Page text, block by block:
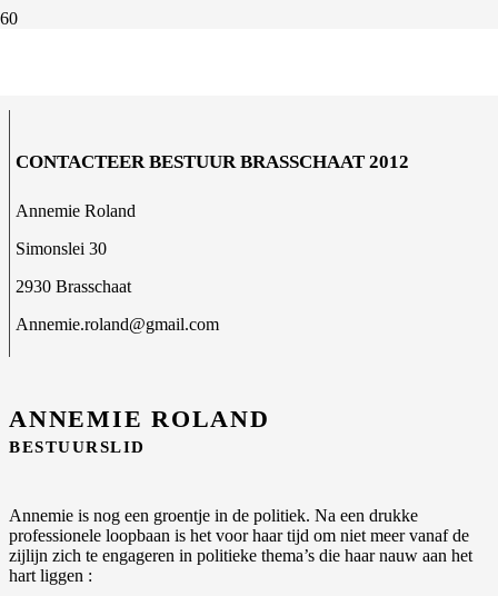
CONTACTEERBESTUUR BRASSCHAAT 2012
Annemie Roland
Simonslei 30
2930 Brasschaat
Annemie.roland@gmail.com
ANNEMIE ROLAND
BESTUURSLID
Annemie is nog een groentje in de politiek. Na een drukke
professionele loopbaan is het voor haar tijd om niet meer vanaf de
zijlijn zich te engageren in politieke thema’s die haar nauw aan het
hart liggen :